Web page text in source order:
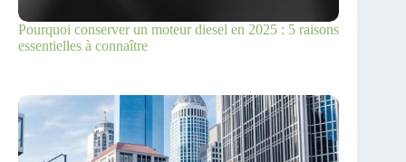
Pourquoi conserver un moteur diesel en 2025 : 5 raisons
essentielles à connaître